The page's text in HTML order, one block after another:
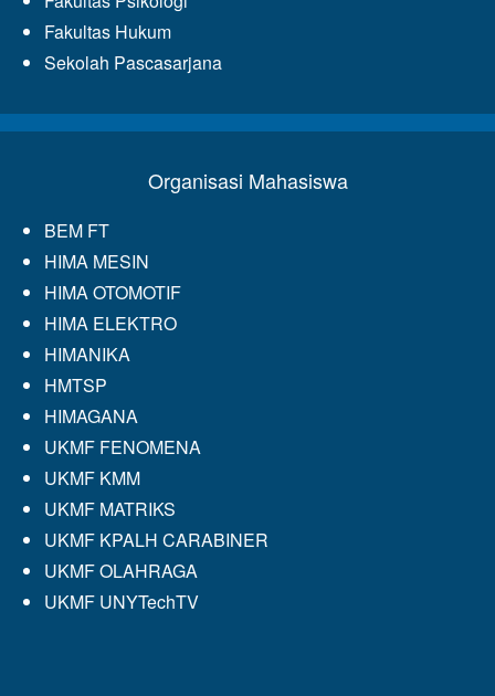
Fakultas Hukum
Sekolah Pascasarjana
Organisasi Mahasiswa
BEM FT
HIMA MESIN
HIMA OTOMOTIF
HIMA ELEKTRO
HIMANIKA
HMTSP
HIMAGANA
UKMF FENOMENA
UKMF KMM
UKMF MATRIKS
UKMF KPALH CARABINER
UKMF OLAHRAGA
UKMF UNYTechTV